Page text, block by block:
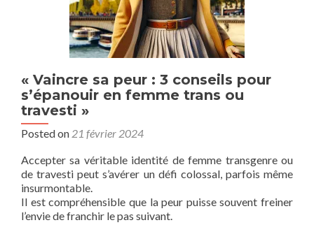
« Vaincre sa peur : 3 conseils pour
s’épanouir en femme trans ou
travesti »
Posted on 21 février 2024
Accepter sa véritable identité de femme transgenre ou
de travesti peut s’avérer un défi colossal, parfois même
insurmontable.
Il est compréhensible que la peur puisse souvent freiner
l’envie de franchir le pas suivant.